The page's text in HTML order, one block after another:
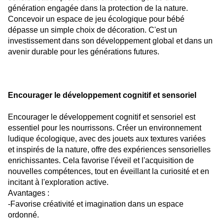
génération engagée dans la protection de la nature.
Concevoir un espace de jeu écologique pour bébé
dépasse un simple choix de décoration. C'est un
investissement dans son développement global et dans un
avenir durable pour les générations futures.
Encourager le développement cognitif et sensoriel
Encourager le développement cognitif et sensoriel est
essentiel pour les nourrissons. Créer un environnement
ludique écologique, avec des jouets aux textures variées
et inspirés de la nature, offre des expériences sensorielles
enrichissantes. Cela favorise l'éveil et l'acquisition de
nouvelles compétences, tout en éveillant la curiosité et en
incitant à l'exploration active.
Avantages :
-Favorise créativité et imagination dans un espace
ordonné.